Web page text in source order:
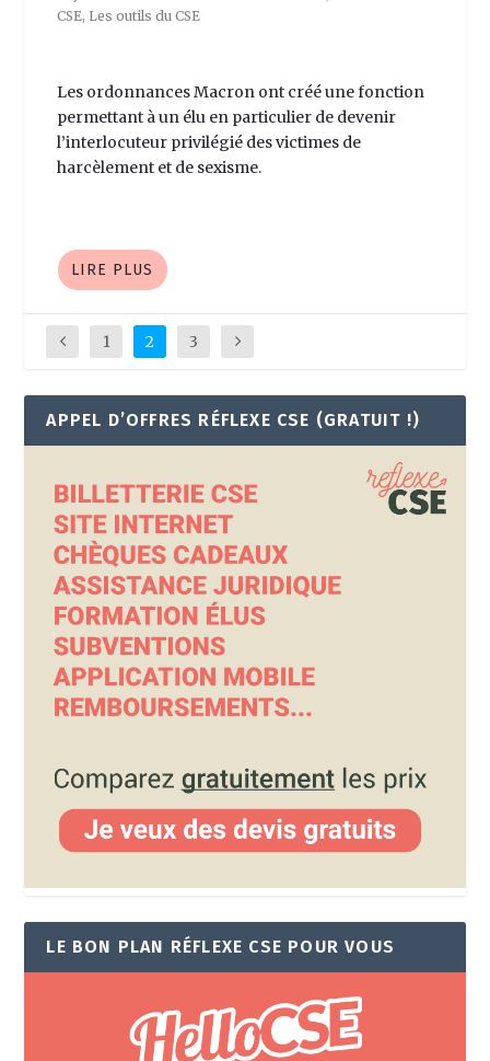
CSE, Les outils du CSE
Les ordonnances Macron ont créé une fonction
permettant à un élu en particulier de devenir
l’interlocuteur privilégié des victimes de
harcèlement et de sexisme.
LIRE PLUS
1 2 3
APPEL D’OFFRES RÉFLEXE CSE (GRATUIT !)
LE BON PLAN RÉFLEXE CSE POUR VOUS